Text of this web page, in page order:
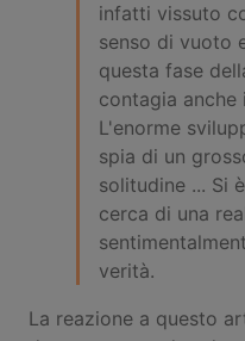
infatti vissuto
senso di vuoto
questa fase
contagia
L'enorme
spia di un
solitudine ... Si
cerca di una
verità.
La reazione a questo